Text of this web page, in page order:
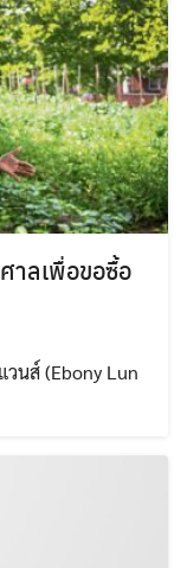
าลเพื่อขอซื้อ
นส์ (Ebony Lun